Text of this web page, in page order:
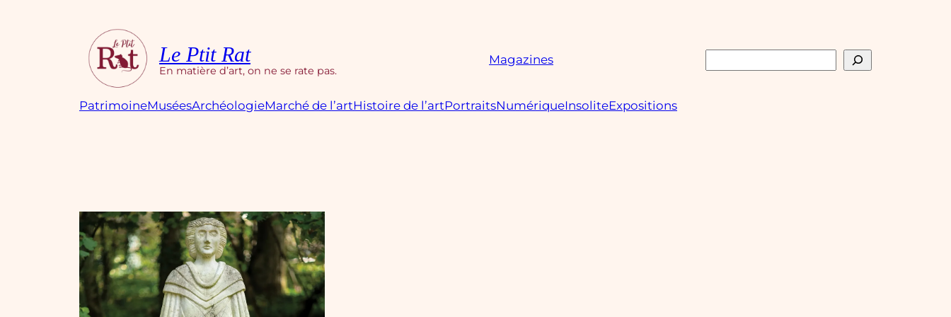
Le Ptit Rat
En matière d’art, on ne se rate pas.
Magazines Rechercher
PatrimoineMuséesArchéologieMarché de l’artHistoire de l’artPortraitsNumériqueInsoliteExpositions